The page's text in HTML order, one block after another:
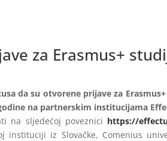
za Erasmus+
da su otvorene prijave za
na partnerskim institucijama
na sljedećoj poveznici https://
instituciji iz Slovačke, Comenius